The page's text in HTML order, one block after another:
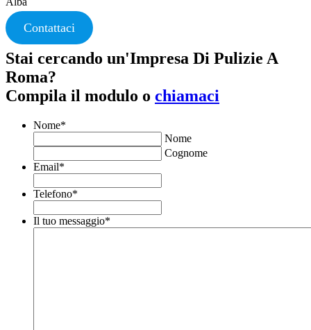
Contattaci
Stai cercando un'Impresa Di Pulizie A
Roma?
Compila il modulo o chiamaci
Nome*
Nome
Cognome
Email*
Telefono*
Il tuo messaggio*